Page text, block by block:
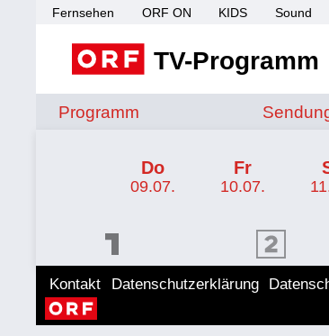
Fernsehen ORF ON KIDS Sound
TV-Programm
Programm
Do
09.07.
Fr
10.07.
ORF 2 Programm
Kontakt Datenschutzerklärung